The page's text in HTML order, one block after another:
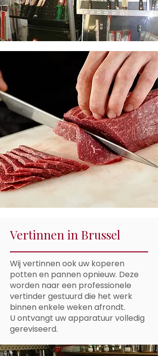
Vertinnen in Brussel
Wij vertinnen ook uw koperen
potten en pannen opnieuw. Deze
worden naar een professionele
vertinder gestuurd die het werk
binnen enkele weken afrondt.
U ontvangt uw apparatuur volledig
gereviseerd.